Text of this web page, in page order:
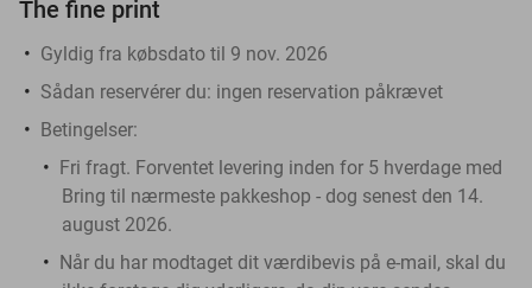
The fine print
Gyldig fra købsdato til 9 nov. 2026
Sådan reservérer du: ingen reservation påkrævet
Betingelser:
Fri fragt. Forventet levering inden for 5 hverdage med
Bring til nærmeste pakkeshop - dog senest den 14.
august 2026.
Når du har modtaget dit værdibevis på e-mail, skal du